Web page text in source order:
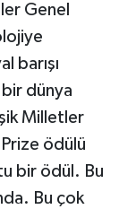
Genel
barışı
bir dünya
Milletler
ödülü
bir ödül. Bu
Bu çok